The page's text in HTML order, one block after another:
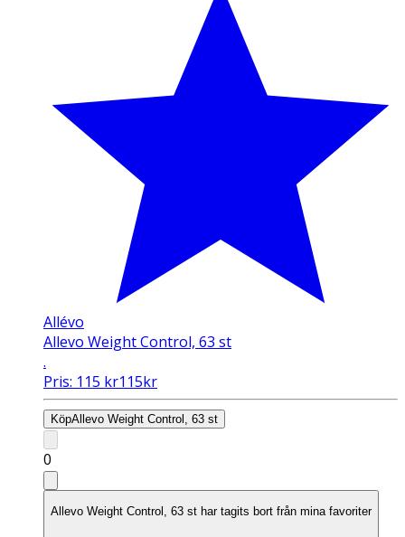
Allévo
Allevo Weight Control, 63 st
.
Pris: 115 kr115kr
KöpAllevo Weight Control, 63 st
0
Allevo Weight Control, 63 st har tagits bort från mina favoriter